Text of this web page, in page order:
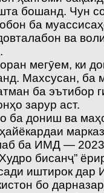
бошанд. Чун
ба
ва
мегӯем, ки
Махсусан,
ба
зарур аст.
дониш ва
ба ИМД —
бисанҷ”
иштирок
бо